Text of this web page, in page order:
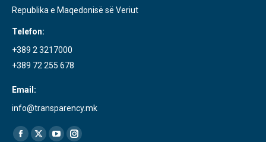
Republika e Maqedonisë së Veriut
Telefon:
+389 2 3217000
+389 72 255 678
Email:
info@transparency.mk
Find us on: